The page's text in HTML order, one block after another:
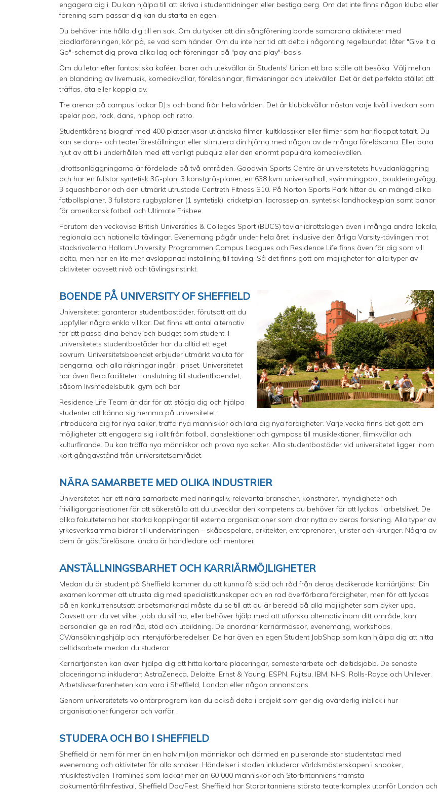
engagera dig i. Du kan hjälpa till att skriva i studenttidningen eller bestiga berg. Om det inte finns någon klubb eller
förening som passar dig kan du starta en egen.
Du behöver inte hålla dig till en sak. Om du tycker att din sångförening borde samordna aktiviteter med
biodlarföreningen, kör på, se vad som händer. Om du inte har tid att delta i någonting regelbundet, låter "Give It a
Go"-schemat dig prova olika lag och föreningar på "pay and play"-basis.
Om du letar efter fantastiska kaféer, barer och utekvällar är Students' Union ett bra ställe att besöka Välj mellan
en blandning av livemusik, komedikvällar, föreläsningar, filmvisningar och utekvällar. Det är det perfekta stället att
träffas, äta eller koppla av.
Tre arenor på campus lockar DJ:s och band från hela världen. Det är klubbkvällar nästan varje kväll i veckan som
spelar pop, rock, dans, hiphop och retro.
Studentkårens biograf med 400 platser visar utländska filmer, kultklassiker eller filmer som har floppat totalt. Du
kan se dans- och teaterföreställningar eller stimulera din hjärna med någon av de många föreläsarna. Eller bara
njut av att bli underhållen med ett vanligt pubquiz eller den enormt populära komedikvällen.
Idrottsanläggningarna är fördelade på två områden. Goodwin Sports Centre är universitetets huvudanläggning
och har en fullstor syntetisk 3G-plan, 3 konstgräsplaner, en 638 kvm universalhall, swimmingpool, boulderingvägg,
3 squashbanor och den utmärkt utrustade Centreth Fitness S10. På Norton Sports Park hittar du en mängd olika
fotbollsplaner, 3 fullstora rugbyplaner (1 syntetisk), cricketplan, lacrosseplan, syntetisk landhockeyplan samt banor
för amerikansk fotboll och Ultimate Frisbee.
Förutom den veckovisa British Universities & Colleges Sport (BUCS) tävlar idrottslagen även i många andra lokala,
regionala och nationella tävlingar. Evenemang pågår under hela året, inklusive den årliga Varsity-tävlingen mot
stadsrivalerna Hallam University. Programmen Campus Leagues och Residence Life finns även för dig som vill
delta, men har en lite mer avslappnad inställning till tävling. Så det finns gott om möjligheter för alla typer av
aktiviteter oavsett nivå och tävlingsinstinkt.
BOENDE PÅ UNIVERSITY OF SHEFFIELD
Universitetet garanterar studentbostäder, förutsatt att du
uppfyller några enkla villkor. Det finns ett antal alternativ
för att passa dina behov och budget som student. I
universitetets studentbostäder har du alltid ett eget
sovrum. Universitetsboendet erbjuder utmärkt valuta för
pengarna, och alla räkningar ingår i priset. Universitetet
har även flera faciliteter i anslutning till studentboendet,
såsom livsmedelsbutik, gym och bar.
Residence Life Team är där för att stödja dig och hjälpa
studenter att känna sig hemma på universitetet,
introducera dig för nya saker, träffa nya människor och lära dig nya färdigheter. Varje vecka finns det gott om
möjligheter att engagera sig i allt från fotboll, danslektioner och gympass till musiklektioner, filmkvällar och
kulturfirande. Du kan träffa nya människor och prova nya saker. Alla studentbostäder vid universitetet ligger inom
kort gångavstånd från universitetsområdet.
NÄRA SAMARBETE MED OLIKA INDUSTRIER
Universitetet har ett nära samarbete med näringsliv, relevanta branscher, konstnärer, myndigheter och
frivilligorganisationer för att säkerställa att du utvecklar den kompetens du behöver för att lyckas i arbetslivet. De
olika fakulteterna har starka kopplingar till externa organisationer som drar nytta av deras forskning. Alla typer av
yrkesverksamma bidrar till undervisningen – skådespelare, arkitekter, entreprenörer, jurister och kirurger. Några av
dem är gästföreläsare, andra är handledare och mentorer.
ANSTÄLLNINGSBARHET OCH KARRIÄRMÖJLIGHETER
Medan du är student på Sheffield kommer du att kunna få stöd och råd från deras dedikerade karriärtjänst. Din
examen kommer att utrusta dig med specialistkunskaper och en rad överförbara färdigheter, men för att lyckas
på en konkurrensutsatt arbetsmarknad måste du se till att du är beredd på alla möjligheter som dyker upp.
Oavsett om du vet vilket jobb du vill ha, eller behöver hjälp med att utforska alternativ inom ditt område, kan
personalen ge en rad råd, stöd och utbildning. De anordnar karriärmässor, evenemang, workshops,
CV/ansökningshjälp och intervjuförberedelser. De har även en egen Student JobShop som kan hjälpa dig att hitta
deltidsarbete medan du studerar.
Karriärtjänsten kan även hjälpa dig att hitta kortare placeringar, semesterarbete och deltidsjobb. De senaste
placeringarna inkluderar: AstraZeneca, Deloitte, Ernst & Young, ESPN, Fujitsu, IBM, NHS, Rolls-Royce och Unilever.
Arbetslivserfarenheten kan vara i Sheffield, London eller någon annanstans.
Genom universitetets volontärprogram kan du också delta i projekt som ger dig ovärderlig inblick i hur
organisationer fungerar och varför.
STUDERA OCH BO I SHEFFIELD
Sheffield är hem för mer än en halv miljon människor och därmed en pulserande stor studentstad med
evenemang och aktiviteter för alla smaker. Händelser i staden inkluderar världsmästerskapen i snooker,
musikfestivalen Tramlines som lockar mer än 60 000 människor och Storbritanniens främsta
dokumentärfilmfestival, Sheffield Doc/Fest. Sheffield har Storbritanniens största teaterkomplex utanför London och